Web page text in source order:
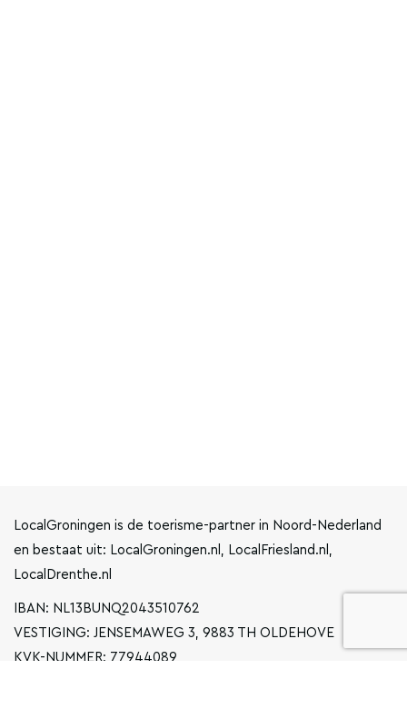
LocalGroningen is de toerisme-partner in Noord-Nederland
en bestaat uit: LocalGroningen.nl, LocalFriesland.nl,
LocalDrenthe.nl
IBAN: NL13BUNQ2043510762
VESTIGING: JENSEMAWEG 3, 9883 TH OLDEHOVE
KVK-NUMMER: 77944089